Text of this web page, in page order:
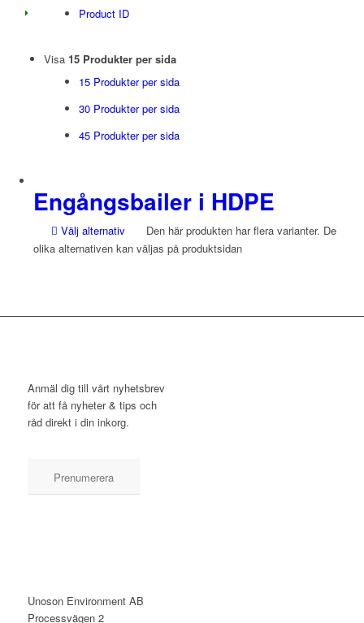
Product ID
Visa 15 Produkter per sida
15 Produkter per sida
30 Produkter per sida
45 Produkter per sida
Engångsbailer i HDPE
Välj alternativ
Den här produkten har flera varianter. De
olika alternativen kan väljas på produktsidan
Anmäl dig till vårt nyhetsbrev
för att få nyheter & tips och
råd direkt i din inkorg.
Prenumerera
Unoson Environment AB
Processvägen 2